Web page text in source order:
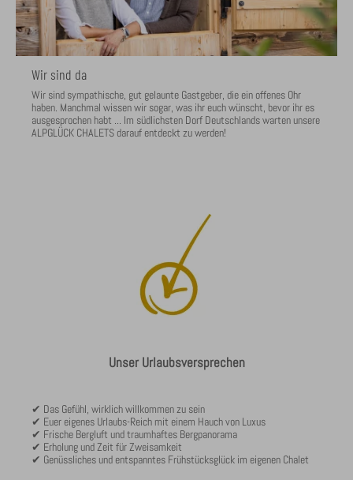
Wir sind da
Wir sind sympathische, gut gelaunte Gastgeber, die ein offenes Ohr
haben. Manchmal wissen wir sogar, was ihr euch wünscht, bevor ihr es
ausgesprochen habt ... Im südlichsten Dorf Deutschlands warten unsere
ALPGLÜCK CHALETS darauf entdeckt zu werden!
Unser Urlaubsversprechen
✔ Das Gefühl, wirklich willkommen zu sein
✔ Euer eigenes Urlaubs-Reich mit einem Hauch von Luxus
✔ Frische Bergluft und traumhaftes Bergpanorama
✔ Erholung und Zeit für Zweisamkeit
✔ Genüssliches und entspanntes Frühstücksglück im eigenen Chalet